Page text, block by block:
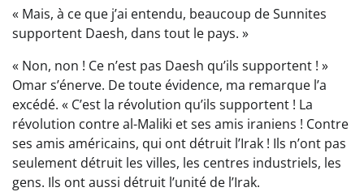
« Mais, à ce que j’ai entendu, beaucoup de Sunnites
supportent Daesh, dans tout le pays. »
« Non, non ! Ce n’est pas Daesh qu’ils supportent ! »
Omar s’énerve. De toute évidence, ma remarque l’a
excédé. « C’est la révolution qu’ils supportent ! La
révolution contre al-Maliki et ses amis iraniens ! Contre
ses amis américains, qui ont détruit l’Irak ! Ils n’ont pas
seulement détruit les villes, les centres industriels, les
gens. Ils ont aussi détruit l’unité de l’Irak.